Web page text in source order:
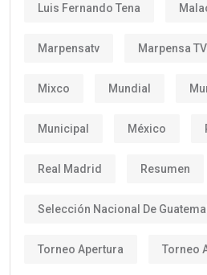
Luis Fernando Tena
Marpensatv Marpensa TV
Mixco Mundial
Municipal México
Real Madrid Resumen
Selección Nacional De
Torneo Apertura Torneo